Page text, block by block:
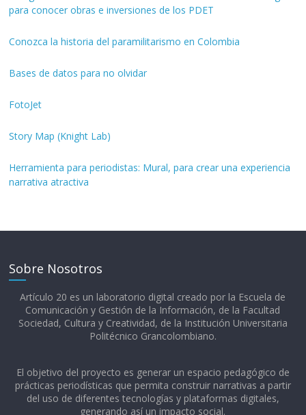
para conocer obras e inversiones de los PDET
Conozca la historia del paramilitarismo en Colombia
Bases de datos para no olvidar
FotoJet
Story Map (Knight Lab)
Herramienta para periodistas: Mural, para crear una experiencia
narrativa atractiva
Sobre Nosotros
Artículo 20 es un laboratorio digital creado por la Escuela de
Comunicación y Gestión de la Información, de la Facultad
Sociedad, Cultura y Creatividad, de la Institución Universitaria
Politécnico Grancolombiano.​
El objetivo del proyecto es generar un espacio pedagógico de
prácticas periodísticas que permita construir narrativas a partir
del uso de diferentes tecnologías y plataformas digitales,
generando así un impacto social.